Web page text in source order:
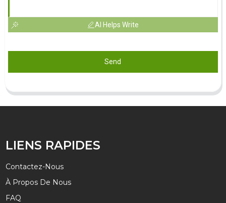
AI Helps Write
Send
LIENS RAPIDES
Contactez-Nous
À Propos De Nous
FAQ